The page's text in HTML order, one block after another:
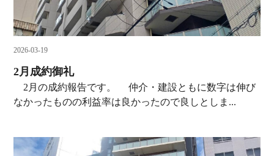
2026-03-19
2月成約御礼
2月の成約報告です。 仲介・建設ともに数字は伸び
なかったものの利益率は良かったので良しとしま...